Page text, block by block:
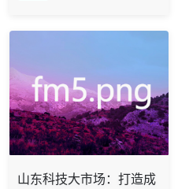
山东科技大市场：打造成